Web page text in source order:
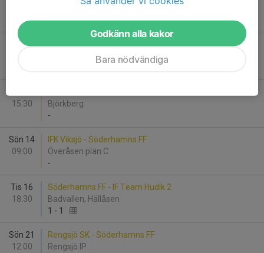
-
Lör 13
IK Huge - Söderhamns FF
15:30
Björkberg
-
Sön 14
09:00
IFK Viksjö - Söderhamns FF
Överåsen plan C
-
Tis 16
18:30
Söderhamns FF - IF Team Hudik 2
Badvallen, Hällåsen
1 - 1
Sön 21
12:00
Rengsjö SK - Söderhamns FF
Rengsjö IP
Godkänn alla kakor
Bara nödvändiga